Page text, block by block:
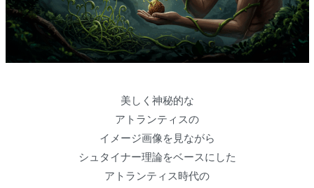
美しく神秘的な
アトランティスの
イメージ画像を見ながら
シュタイナー理論をベースにした
アトランティス時代の